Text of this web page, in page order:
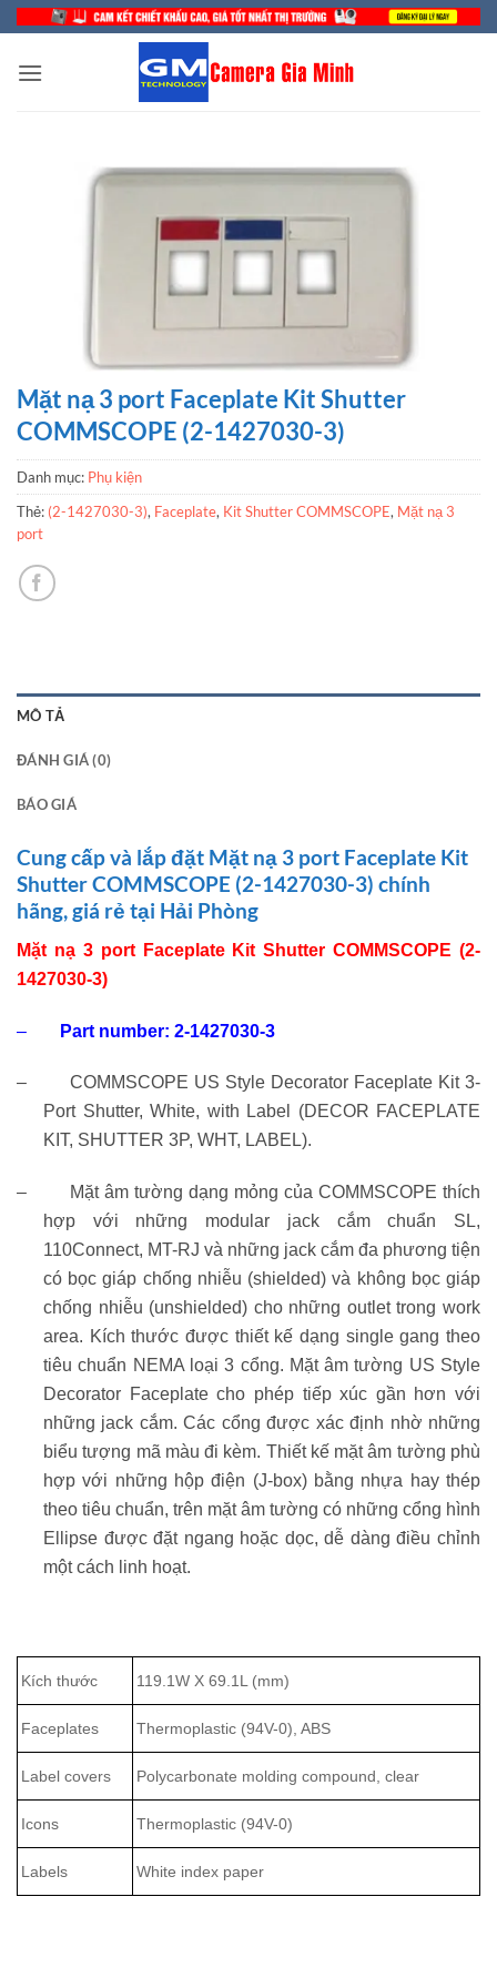
Bỏ
qua
nội
Mặt nạ 3 port Faceplate Kit Shutter
COMMSCOPE (2-1427030-3)
Danh mục: Phụ kiện
Thẻ: (2-1427030-3), Faceplate, Kit Shutter COMMSCOPE, Mặt nạ 3
port
MÔ TẢ
ĐÁNH GIÁ (0)
BÁO GIÁ
Cung cấp và lắp đặt Mặt nạ 3 port Faceplate Kit
Shutter COMMSCOPE (2-1427030-3) chính
hãng, giá rẻ tại Hải Phòng
Mặt nạ 3 port Faceplate Kit Shutter COMMSCOPE (2-
1427030-3)
– Part number: 2-1427030-3
–
COMMSCOPE US Style Decorator Faceplate Kit 3-
Port Shutter, White, with Label (DECOR FACEPLATE
KIT, SHUTTER 3P, WHT, LABEL).
–
Mặt âm tường dạng mỏng của COMMSCOPE thích
hợp với những modular jack cắm chuẩn SL,
110Connect, MT-RJ và những jack cắm đa phương tiện
có bọc giáp chống nhiễu (shielded) và không bọc giáp
chống nhiễu (unshielded) cho những outlet trong work
area. Kích thước được thiết kế dạng single gang theo
tiêu chuẩn NEMA loại 3 cổng. Mặt âm tường US Style
Decorator Faceplate cho phép tiếp xúc gần hơn với
những jack cắm. Các cổng được xác định nhờ những
biểu tượng mã màu đi kèm. Thiết kế mặt âm tường phù
hợp với những hộp điện (J-box) bằng nhựa hay thép
theo tiêu chuẩn, trên mặt âm tường có những cổng hình
Ellipse được đặt ngang hoặc dọc, dễ dàng điều chỉnh
một cách linh hoạt.
Kích thước 119.1W X 69.1L (mm)
Faceplates Thermoplastic (94V-0), ABS
Label covers Polycarbonate molding compound, clear
Icons Thermoplastic (94V-0)
Labels White index paper